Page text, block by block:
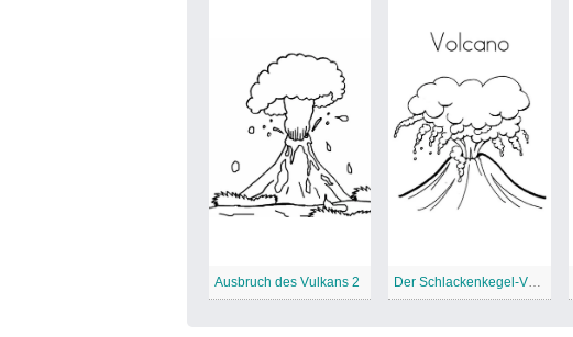
Ausbruch des Vulkans 2 Der Schlackenkegel-Vulkan